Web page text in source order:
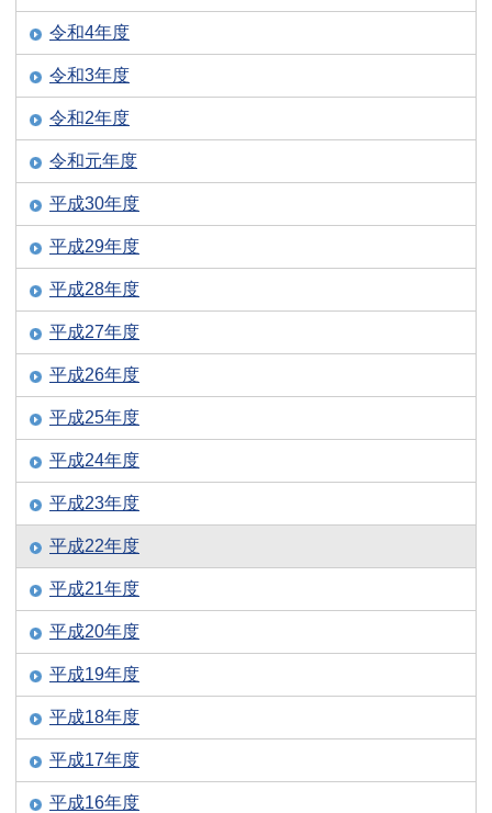
令和4年度
令和3年度
令和2年度
令和元年度
平成30年度
平成29年度
平成28年度
平成27年度
平成26年度
平成25年度
平成24年度
平成23年度
平成22年度
平成21年度
平成20年度
平成19年度
平成18年度
平成17年度
平成16年度